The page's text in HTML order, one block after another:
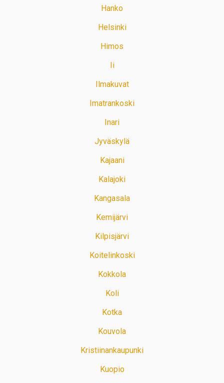
Hanko
Helsinki
Himos
Ii
Ilmakuvat
Imatrankoski
Inari
Jyväskylä
Kajaani
Kalajoki
Kangasala
Kemijärvi
Kilpisjärvi
Koitelinkoski
Kokkola
Koli
Kotka
Kouvola
Kristiinankaupunki
Kuopio